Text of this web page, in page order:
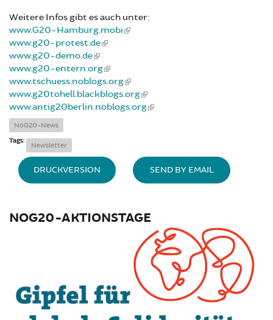
Weitere Infos gibt es auch unter:
www.G20-Hamburg.mobi
www.g20-protest.de
www.g20-demo.de
www.g20-entern.org
www.tschuess.noblogs.org
www.g20tohell.blackblogs.org
www.antig20berlin.noblogs.org
NoG20-News
Tags:
Newsletter
DRUCKVERSION SEND BY EMAIL
NOG20-AKTIONSTAGE